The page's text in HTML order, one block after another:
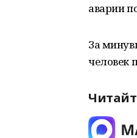
аварии
За
человек